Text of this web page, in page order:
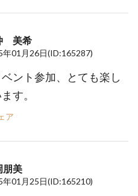
美希
年01月26日(ID:165287)
ント参加、とても楽し
す。
ア
朋美
年01月25日(ID:165210)